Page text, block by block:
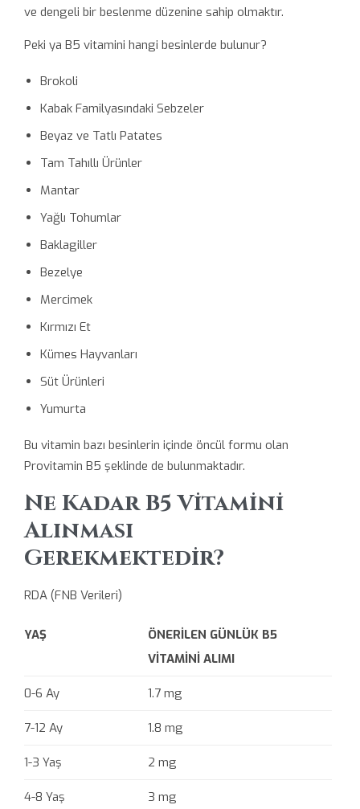
ve dengeli bir beslenme düzenine sahip olmaktır.
Peki ya B5 vitamini hangi besinlerde bulunur?
Brokoli
Kabak Familyasındaki Sebzeler
Beyaz ve Tatlı Patates
Tam Tahıllı Ürünler
Mantar
Yağlı Tohumlar
Baklagiller
Bezelye
Mercimek
Kırmızı Et
Kümes Hayvanları
Süt Ürünleri
Yumurta
Bu vitamin bazı besinlerin içinde öncül formu olan
Provitamin B5 şeklinde de bulunmaktadır.
Ne Kadar B5 Vitamini
Alınması
Gerekmektedir?
RDA (FNB Verileri)
YAŞ
ÖNERİLEN GÜNLÜK B5
VİTAMİNİ ALIMI
0-6 Ay 1.7 mg
7-12 Ay 1.8 mg
1-3 Yaş 2 mg
4-8 Yaş 3 mg